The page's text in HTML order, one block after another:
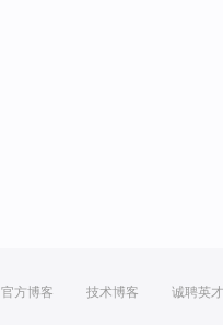
官方博客 技术博客 诚聘英才